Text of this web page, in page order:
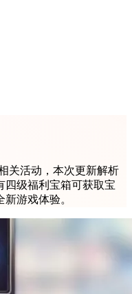
关活动，本次更新解析
四级福利宝箱可获取宝
游戏体验。